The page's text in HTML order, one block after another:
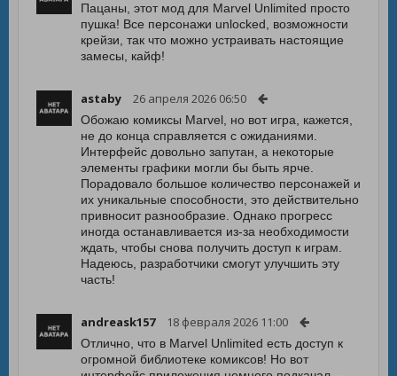
Пацаны, этот мод для Marvel Unlimited просто
пушка! Все персонажи unlocked, возможности
крейзи, так что можно устраивать настоящие
замесы, кайф!
astaby 26 апреля 2026 06:50
Обожаю комиксы Marvel, но вот игра, кажется,
не до конца справляется с ожиданиями.
Интерфейс довольно запутан, а некоторые
элементы графики могли бы быть ярче.
Порадовало большое количество персонажей и
их уникальные способности, это действительно
привносит разнообразие. Однако прогресс
иногда останавливается из-за необходимости
ждать, чтобы снова получить доступ к играм.
Надеюсь, разработчики смогут улучшить эту
часть!
andreask157 18 февраля 2026 11:00
Отлично, что в Marvel Unlimited есть доступ к
огромной библиотеке комиксов! Но вот